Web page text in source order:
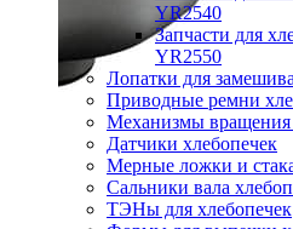
YR2540
Запчасти для
YR2550
Лопатки для
Приводные ремни
Механизмы вращения
Датчики хлебопечек
Мерные ложки и
Сальники вала
ТЭНы для хлебопечек